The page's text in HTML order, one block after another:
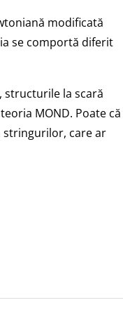
modificată
se comportă diferit
structurile la scară
MOND. Poate că
stringurilor, care ar